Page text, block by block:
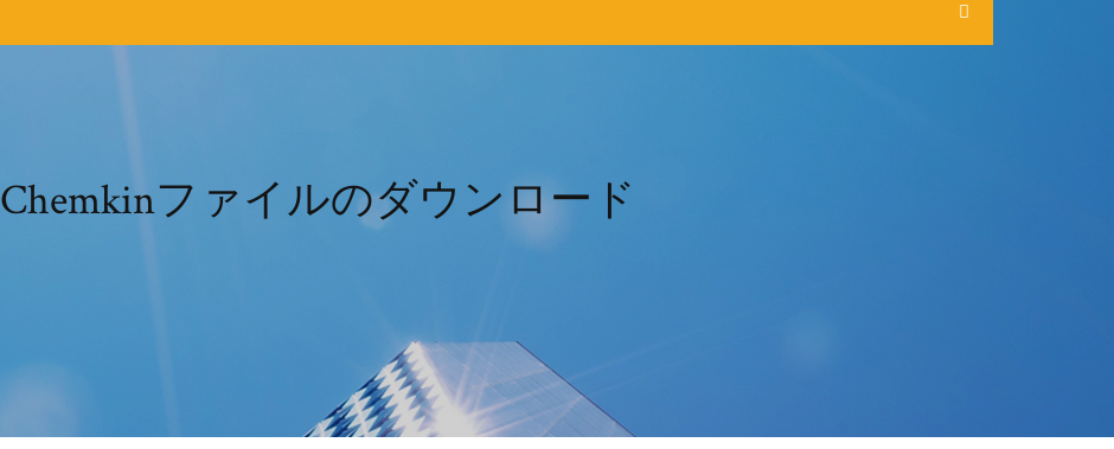
Chemkinファイルのダウンロード